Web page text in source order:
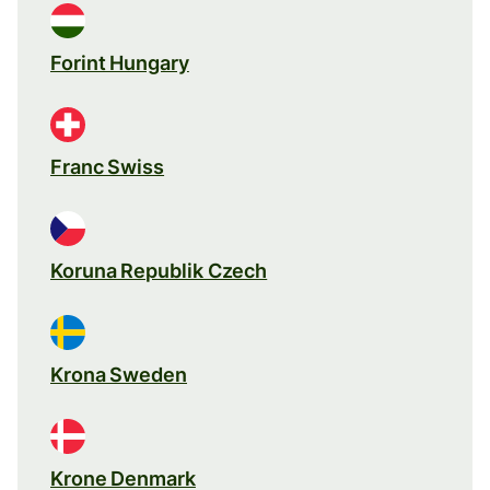
Forint Hungary
Franc Swiss
Koruna Republik Czech
Krona Sweden
Krone Denmark